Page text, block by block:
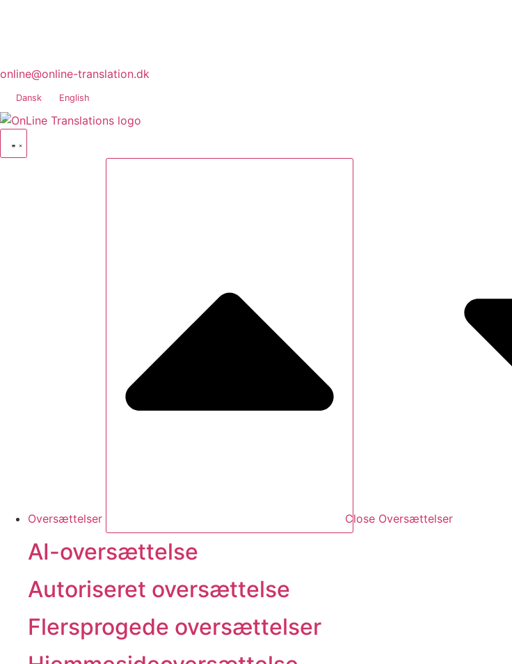
online@online-translation.dk
Dansk English
Oversættelser Close Oversættelser
AI-oversættelse
Autoriseret oversættelse
Flersprogede oversættelser